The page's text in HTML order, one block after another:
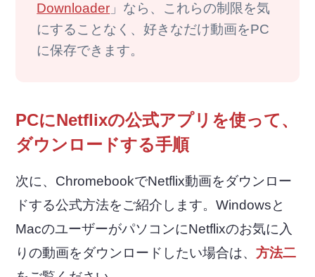
Downloader 」なら、これらの制限を気
にすることなく、好きなだけ動画をPC
に保存できます。
PCにNetflixの公式アプリを使って、
ダウンロードする手順
次に、ChromebookでNetflix動画をダウンロー
ドする公式方法をご紹介します。Windowsと
MacのユーザーがパソコンにNetflixのお気に入
りの動画をダウンロードしたい場合は、方法二